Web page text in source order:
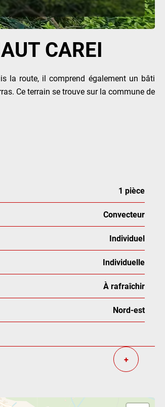
CAREI
la route, il comprend également un bâti
Ce terrain se trouve sur la commune de
1 pièce
Convecteur
Individuel
Individuelle
À rafraîchir
Nord-est
+